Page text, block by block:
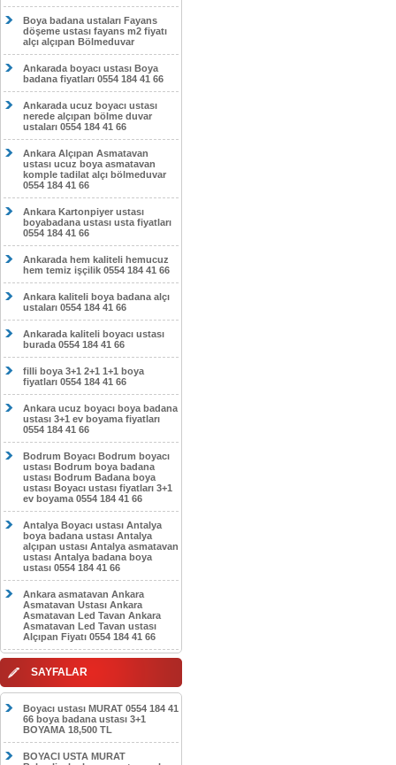
Boya badana ustaları Fayans
döşeme ustası fayans m2 fiyatı
alçı alçıpan Bölmeduvar
Ankarada boyacı ustası Boya
badana fiyatları 0554 184 41 66
Ankarada ucuz boyacı ustası
nerede alçıpan bölme duvar
ustaları 0554 184 41 66
Ankara Alçıpan Asmatavan
ustası ucuz boya asmatavan
komple tadilat alçı bölmeduvar
0554 184 41 66
Ankara Kartonpiyer ustası
boyabadana ustası usta fiyatları
0554 184 41 66
Ankarada hem kaliteli hemucuz
hem temiz işçilik 0554 184 41 66
Ankara kaliteli boya badana alçı
ustaları 0554 184 41 66
Ankarada kaliteli boyacı ustası
burada 0554 184 41 66
filli boya 3+1 2+1 1+1 boya
fiyatları 0554 184 41 66
Ankara ucuz boyacı boya badana
ustası 3+1 ev boyama fiyatları
0554 184 41 66
Bodrum Boyacı Bodrum boyacı
ustası Bodrum boya badana
ustası Bodrum Badana boya
ustası Boyacı ustası fiyatları 3+1
ev boyama 0554 184 41 66
Antalya Boyacı ustası Antalya
boya badana ustası Antalya
alçıpan ustası Antalya asmatavan
ustası Antalya badana boya
ustası 0554 184 41 66
Ankara asmatavan Ankara
Asmatavan Ustası Ankara
Asmatavan Led Tavan Ankara
Asmatavan Led Tavan ustası
Alçıpan Fiyatı 0554 184 41 66
SAYFALAR
Boyacı ustası MURAT 0554 184 41
66 boya badana ustası 3+1
BOYAMA 18,500 TL
BOYACI USTA MURAT